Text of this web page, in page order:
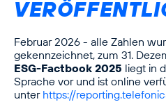
Februar 2026 - alle Zahlen
gekennzeichnet, zum 31.
ESG-Factbook 2025 liegt in
Sprache vor und ist online
unter https://